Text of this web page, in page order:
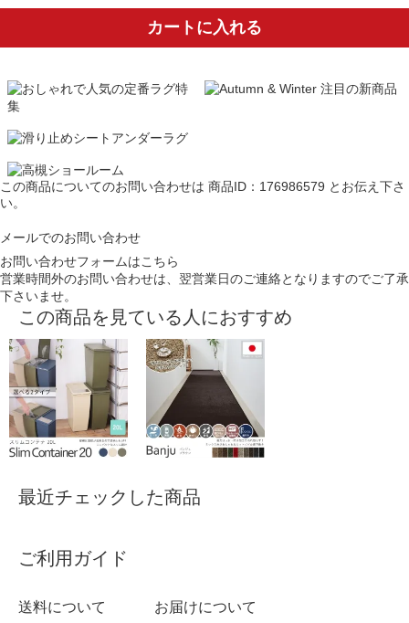
カートに入れる
この商品についてのお問い合わせは 商品ID：176986579 とお伝え下さ
い。
メールでのお問い合わせ
お問い合わせフォームはこちら
営業時間外のお問い合わせは、翌営業日のご連絡となりますのでご了承
下さいませ。
この商品を見ている人におすすめ
最近チェックした商品
ご利用ガイド
送料について お届けについて